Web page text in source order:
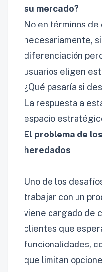
su mercado?
No en términos
necesariamente,
diferenciación
usuarios eligen
¿Qué pasaría si
La respuesta a
espacio
El problema de
heredados
Uno de los
trabajar con un
viene cargado de
clientes que
funcionalidades,
que limitan